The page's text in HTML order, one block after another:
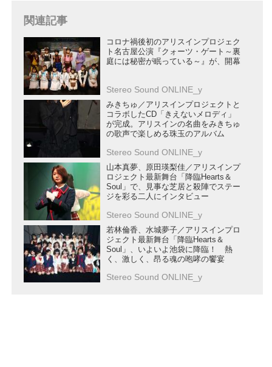
関連記事
コロナ禍後初のアリスインプロジェク
ト名古屋公演『クォーツ・ゲート～裏
庭には秘密が眠っている～』が、開幕
Stereo Sound ONLINE_y
みきちゅ／アリスインプロジェクトと
コラボしたCD「きえないメロディ」
が完成。アリスインの名曲をみきちゅ
の歌声で楽しめる珠玉のアルバム
Stereo Sound ONLINE_y
山本真夢、原田瑛梨佳／アリスインプ
ロジェクト最新舞台「降臨Hearts＆
Soul」で、見事な芝居と殺陣でステー
ジを彩る二人にインタビュー
Stereo Sound ONLINE_y
若林倫香、水城夢子／アリスインプロ
ジェクト最新舞台「降臨Hearts＆
Soul」、いよいよ池袋に降臨！ 熱
く、激しく、昂る魂の咆哮の饗宴
Stereo Sound ONLINE_y